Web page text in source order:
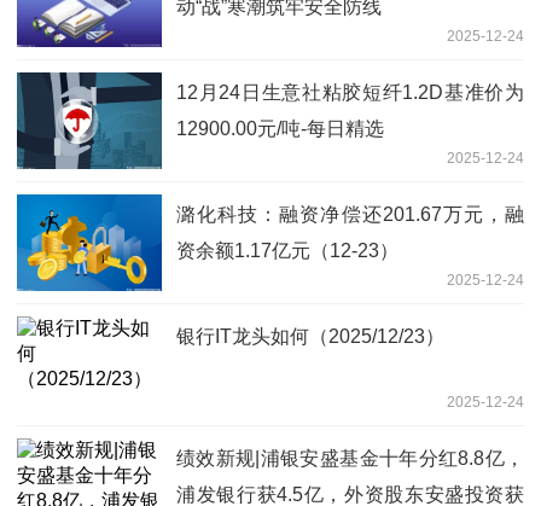
动“战”寒潮筑牢安全防线
2025-12-24
12月24日生意社粘胶短纤1.2D基准价为
12900.00元/吨-每日精选
2025-12-24
潞化科技：融资净偿还201.67万元，融
资余额1.17亿元（12-23）
2025-12-24
银行IT龙头如何（2025/12/23）
2025-12-24
绩效新规|浦银安盛基金十年分红8.8亿，
浦发银行获4.5亿，外资股东安盛投资获